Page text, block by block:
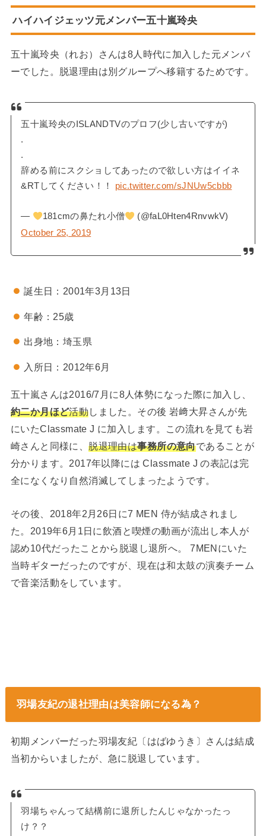
ハイハイジェッツ元メンバー五十嵐玲央
五十嵐玲央（れお）さんは8人時代に加入した元メンバ
ーでした。脱退理由は別グループへ移籍するためです。
五十嵐玲央のISLANDTVのプロフ(少し古いですが)
.
.
辞める前にスクショしてあったので欲しい方はイイネ
&RTしてください！！ pic.twitter.com/sJNUw5cbbb
— 181cmの鼻たれ小僧
(@faL0Hten4RnvwkV)
October 25, 2019
誕生日：2001年3月13日
年齢：25歳
出身地：埼玉県
入所日：2012年6月
五十嵐さんは2016/7月に8人体勢になった際に加入し、
約二か月ほど活動しました。その後 岩﨑大昇さんが先
にいたClassmate J に加入します。この流れを見ても岩
崎さんと同様に、脱退理由は事務所の意向であることが
分かります。2017年以降には Classmate J の表記は完
全になくなり自然消滅してしまったようです。
その後、2018年2月26日に7 MEN 侍が結成されまし
た。2019年6月1日に飲酒と喫煙の動画が流出し本人が
認め10代だったことから脱退し退所へ。 7MENにいた
当時ギターだったのですが、現在は和太鼓の演奏チーム
で音楽活動をしています。
羽場友紀の退社理由は美容師になる為？
初期メンバーだった羽場友紀〔はばゆうき〕さんは結成
当初からいましたが、急に脱退しています。
羽場ちゃんって結構前に退所したんじゃなかったっ
け？？